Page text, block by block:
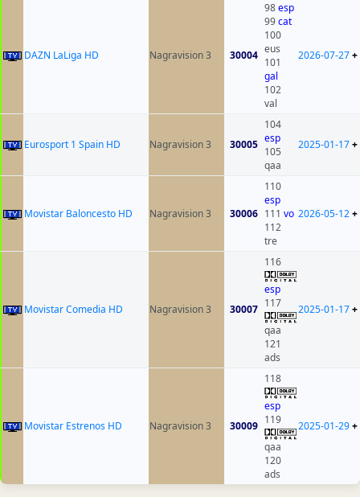
DAZN LaLiga HD Nagravision 3 30004
98esp
99cat
100
eus
101
gal
102
val
2026-07-27+
Eurosport 1 Spain HD Nagravision 3 30005
104
esp
105
qaa
2025-01-17+
Movistar Baloncesto HD Nagravision 3 30006
110
esp
111 vo
112
tre
2026-05-12+
Movistar Comedia HD Nagravision 3 30007
116
esp
117
qaa
121
ads
2025-01-17+
Movistar Estrenos HD Nagravision 3 30009
118
esp
119
qaa
120
ads
2025-01-29+